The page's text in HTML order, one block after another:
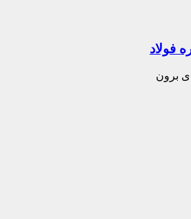
فولاد
برون